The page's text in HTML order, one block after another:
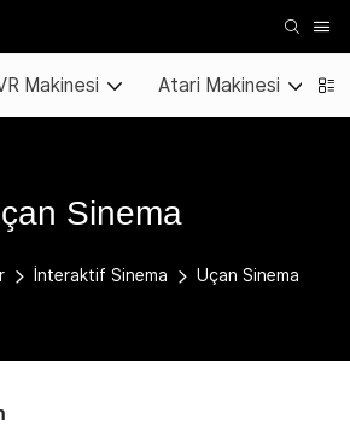
Makinesi Atari Makinesi
Sinema
İnteraktif Sinema Uçan Sinema